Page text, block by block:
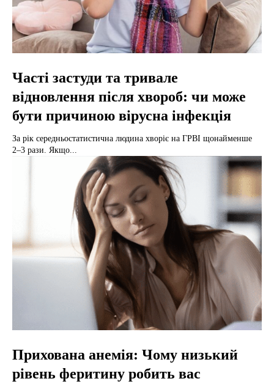
Часті застуди та тривале
відновлення після хвороб: чи може
бути причиною вірусна інфекція
За рік середньостатистична людина хворіє на ГРВІ щонайменше
2–3 рази. Якщо...
Прихована анемія: Чому низький
рівень феритину робить вас